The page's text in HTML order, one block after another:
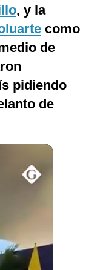
, y la
como
de
pidiendo
de